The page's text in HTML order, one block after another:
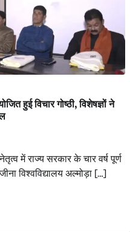
हुई विचार गोष्ठी, विशेषज्ञों ने
में राज्य सरकार के चार वर्ष पूर्ण
विश्वविद्यालय अल्मोड़ा […]